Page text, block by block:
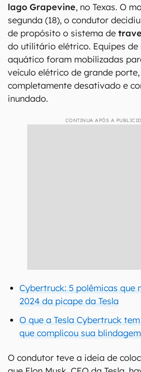
lago Grapevine, no Texas. O
segunda (18), o condutor
de propósito o sistema de
do utilitário elétrico. Equipes de
aquático foram mobilizadas
veículo elétrico de grande
completamente desativado e
inundado.
CONTINUA APÓS A
Cybertruck: 5 polêmicas que
2024 da picape da Tesla
O que a Tesla Cybertruck
que complicou sua
O condutor teve a ideia de